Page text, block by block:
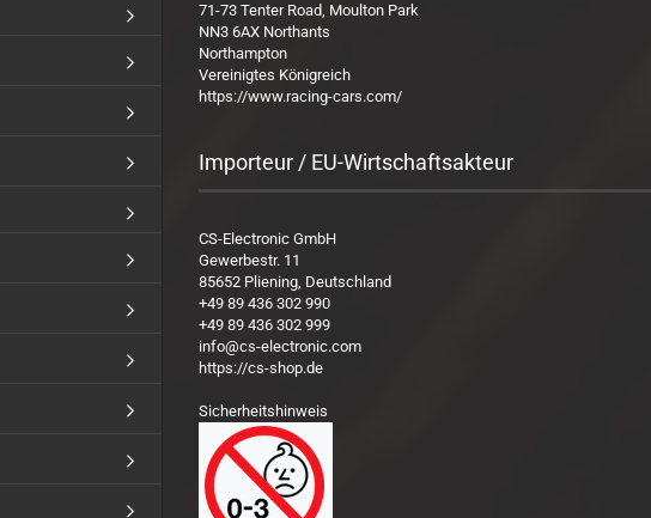
71-73 Tenter Road, Moulton Park
NN3 6AX Northants
Northampton
Vereinigtes Königreich
https://www.racing-cars.com/
Importeur / EU-Wirtschaftsakteur
CS-Electronic GmbH
Gewerbestr. 11
85652 Pliening, Deutschland
+49 89 436 302 990
+49 89 436 302 999
info@cs-electronic.com
https://cs-shop.de
Sicherheitshinweis